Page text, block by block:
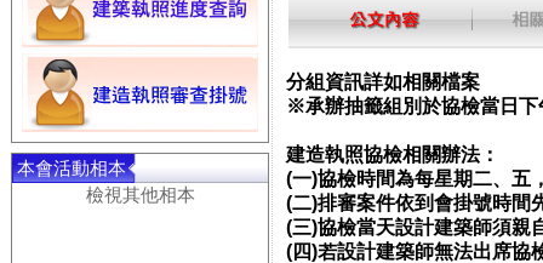
本會活動相本
檢視其他相本
分組資訊詳如相關檔案
※承辦抽籤組別於協檢當日下
建造執照協檢相關辦法：
(一)協檢時間為每星期二、五
(二)排審案件依到會掛號時間
(三)協檢當天設計建築師須親
(四)若設計建築師無法出席協